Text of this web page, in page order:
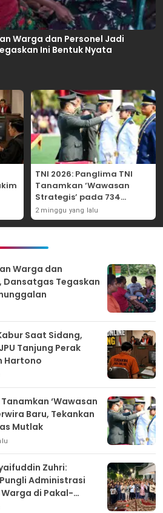
Warga dan Personel Jadi
Ini Bentuk Nyata
TNI 2026: Panglima TNI
Tanamkan ‘Wawasan
Strategis’ pada 734
Perwira Baru, Tekankan
Netralitas dan Integritas
2 minggu yang lalu
Warga dan
Dansatgas Tegaskan
Saat Sidang,
Tanjung Perak
Hartono
‘Wawasan
Baru, Tekankan
Mutlak
Zuhri:
Administrasi
di Pakal-